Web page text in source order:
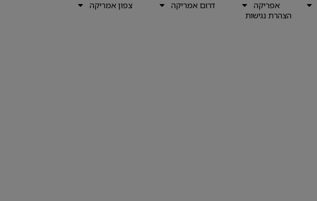
אפריקה דרום אמריקה
צפון אמריקה
הצהרת נגישות